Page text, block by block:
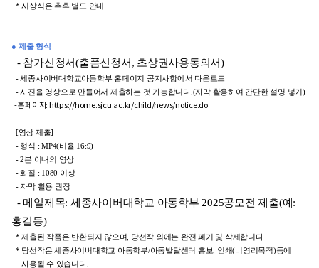
* 시상식은 추후 별도 안내
● 제출 형식
- 참가신청서(출품신청서, 초상권사용동의서)
-세종사이버대학교아동학부 홈페이지 공지사항에서 다운로드
-사진을 영상으로 만들어서 제출하는 것 가능합니다.(자막 활용하여 간단한 설명 넣기)
- 홈페이지: https://home.sjcu.ac.kr/child/news/notice.do
[영상 제출]
- 형식 : MP4(비율 16:9)
- 2분 이내의 영상
- 화질 : 1080 이상
- 자막 활용 권장
- 메일제목: 세종사이버대학교 아동학부 2025공모전 제출(예:
홍길동)
* 제출된 작품은 반환되지 않으며, 당선작 외에는 완전 폐기 및 삭제합니다
* 당선작은 세종사이버대학교 아동학부/아동발달센터 홍보, 인쇄(비영리목적)등에
사용될 수 있습니다.